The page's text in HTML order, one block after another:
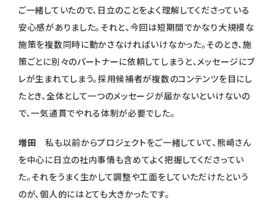
ご一緒していたので、日立のことをよく理解してくださっている
安心感がありました。それと、今回は短期間でかなり大規模な
施策を複数同時に動かさなければいけなかった。そのとき、施
策ごとに別々のパートナーに依頼してしまうと、メッセージにブ
レが生まれてしまう。採用候補者が複数のコンテンツを目にし
たとき、全体として一つのメッセージが届かないといけないの
で、一気通貫でやれる体制が必要でした。
増田私も以前からプロジェクトをご一緒していて、熊崎さん
を中心に日立の社内事情も含めてよく把握してくださってい
た。それをうまく生かして調整や工面をしていただけたという
のが、個人的にはとても大きかったです。